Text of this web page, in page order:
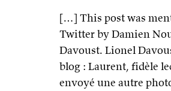
[…] This post was
Twitter by Damien
Davoust. Lionel
blog : Laurent, fidèle
envoyé une autre